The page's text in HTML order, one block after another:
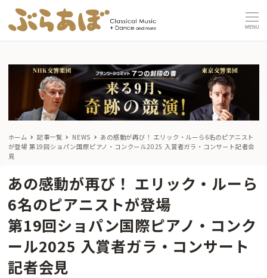
MENU
ホーム 記事一覧 NEWS
あの感動が再び！ エリック・ルーら6名のピアニスト
が登場 第19回ショパン国際ピアノ・コンクール2025 入賞者ガラ・コンサート記者会
見
あの感動が再び！ エリック・ルーら
6名のピアニストが登場
第19回ショパン国際ピアノ・コンク
ール2025 入賞者ガラ・コンサート
記者会見